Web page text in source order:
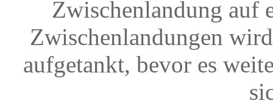
Zwischenlandung auf
Zwischenlandungen
aufgetankt, bevor es